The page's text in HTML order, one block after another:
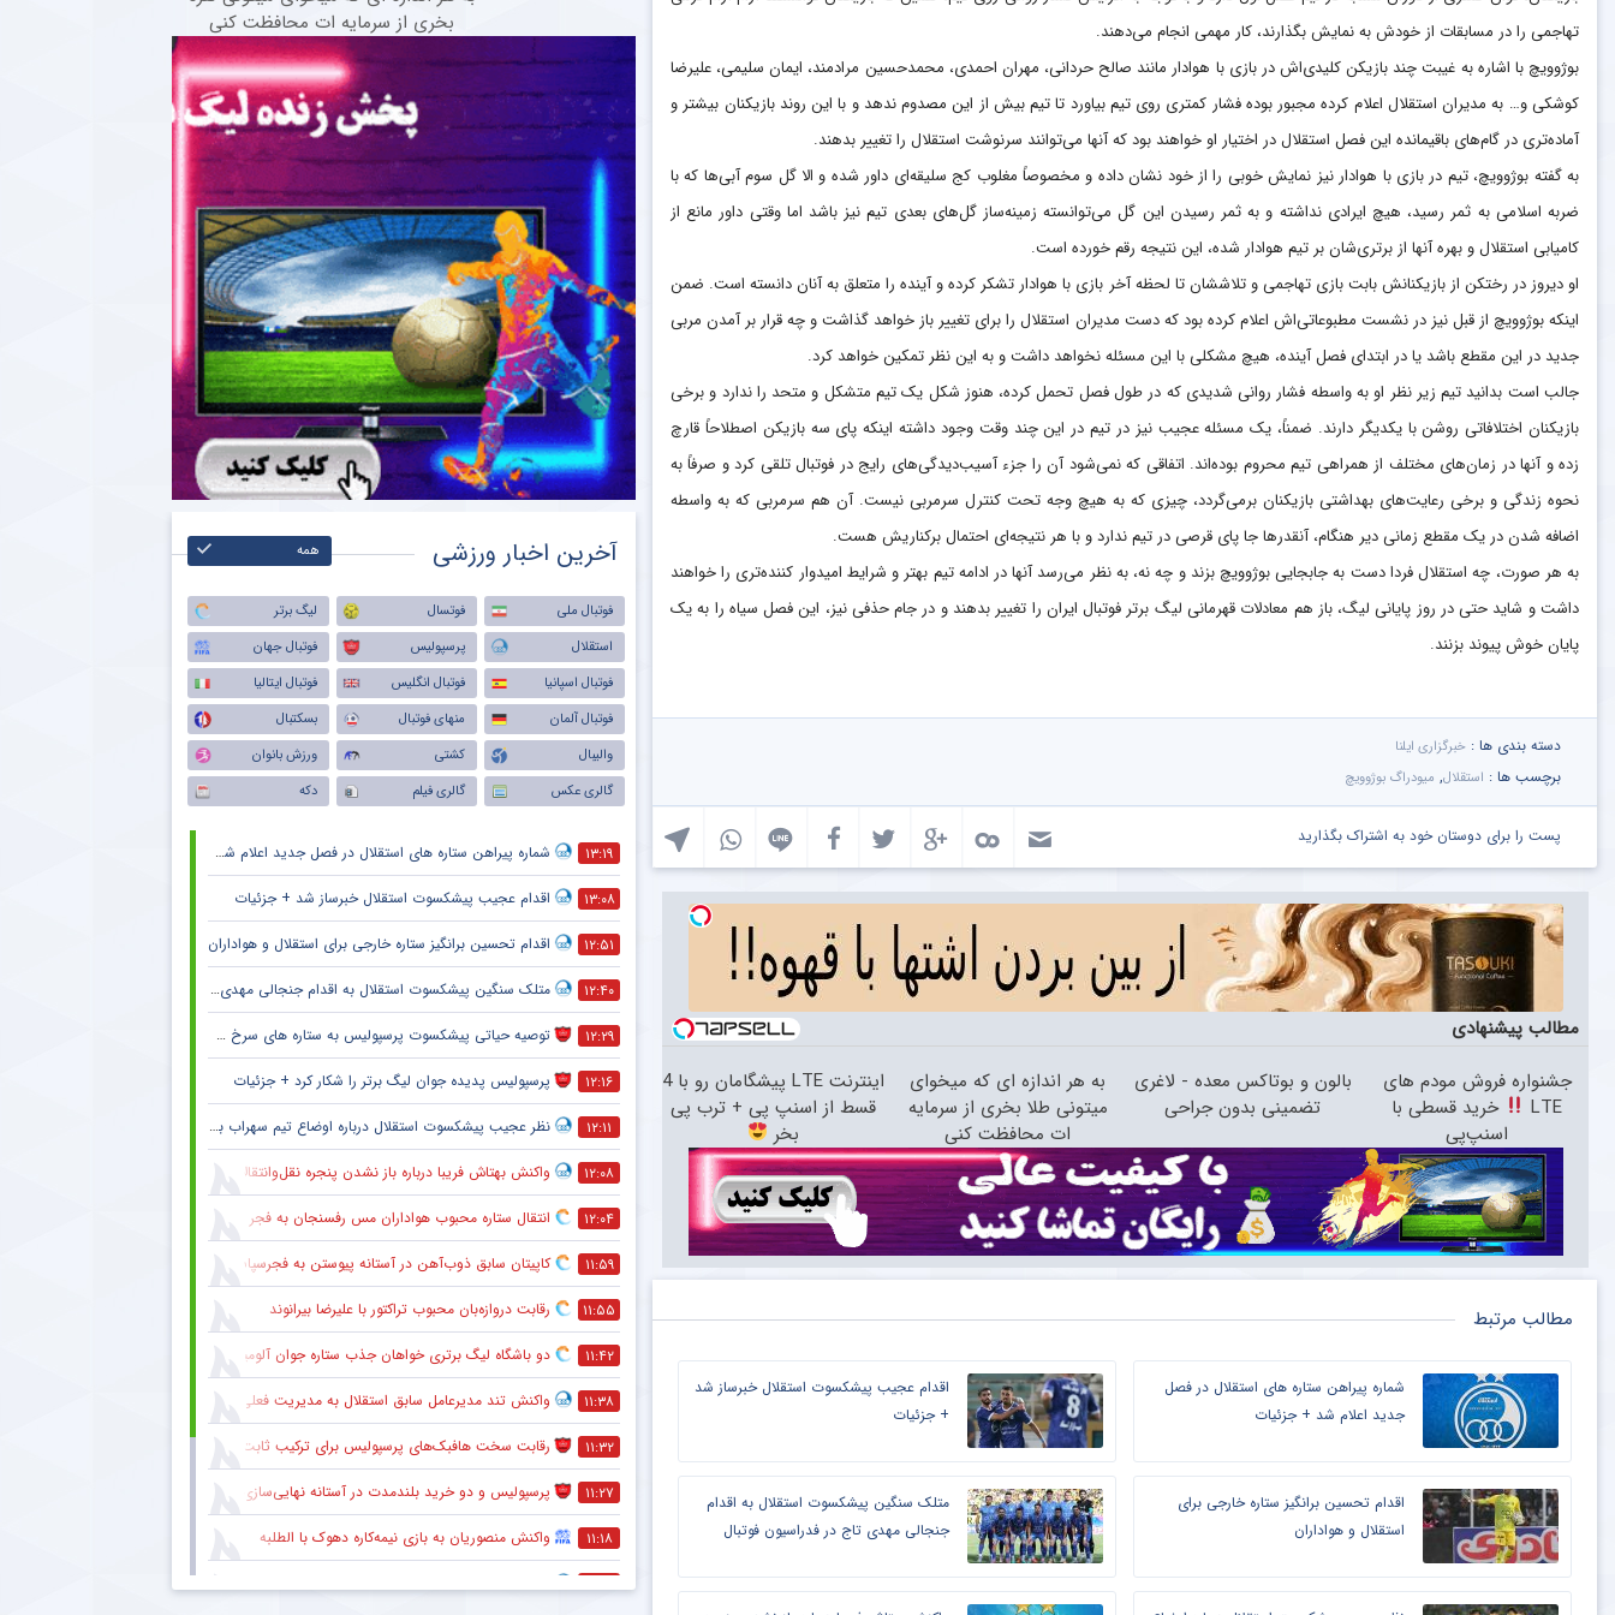
تهاجمی را در مسابقات از خودش به نمایش بگذارند، کار مهمی انجام می‌دهند.
بوژوویچ با اشاره به غیبت چند بازیکن کلیدی‌اش در بازی با هوادار مانند صالح حردانی، مهران احمدی، محمدحسین مرادمند، ایمان سلیمی، علیرضا
کوشکی و… به مدیران استقلال اعلام کرده مجبور بوده فشار کمتری روی تیم بیاورد تا تیم بیش از این مصدوم ندهد و با این روند بازیکنان بیشتر و
آماده‌تری در گام‌های باقیمانده این فصل استقلال در اختیار او خواهند بود که آنها می‌توانند سرنوشت استقلال را تغییر بدهند.
به گفته بوژوویچ، تیم در بازی با هوادار نیز نمایش خوبی را از خود نشان داده و مخصوصاً مغلوب کج سلیقه‌ای داور شده و الا گل سوم آبی‌ها که با
ضربه اسلامی به ثمر رسید، هیچ ایرادی نداشته و به ثمر رسیدن این گل می‌توانسته زمینه‌ساز گل‌های بعدی تیم نیز باشد اما وقتی داور مانع از
کامیابی استقلال و بهره آنها از برتری‌شان بر تیم هوادار شده، این نتیجه رقم خورده است.
او دیروز در رختکن از بازیکنانش بابت بازی تهاجمی و تلاششان تا لحظه آخر بازی با هوادار تشکر کرده و آینده را متعلق به آنان دانسته است. ضمن
اینکه بوژوویچ از قبل نیز در نشست مطبوعاتی‌اش اعلام کرده بود که دست مدیران استقلال را برای تغییر باز خواهد گذاشت و چه قرار بر آمدن مربی
جدید در این مقطع باشد یا در ابتدای فصل آینده، هیچ مشکلی با این مسئله نخواهد داشت و به این نظر تمکین خواهد کرد.
جالب است بدانید تیم زیر نظر او به واسطه فشار روانی شدیدی که در طول فصل تحمل کرده، هنوز شکل یک تیم متشکل و متحد را ندارد و برخی
بازیکنان اختلافاتی روشن با یکدیگر دارند. ضمناً، یک مسئله عجیب نیز در تیم در این چند وقت وجود داشته اینکه پای سه بازیکن اصطلاحاً قارچ
زده و آنها در زمان‌های مختلف از همراهی تیم محروم بوده‌اند. اتفاقی که نمی‌شود آن را جزء آسیب‌دیدگی‌های رایج در فوتبال تلقی کرد و صرفاً به
نحوه زندگی و برخی رعایت‌های بهداشتی بازیکنان برمی‌گردد، چیزی که به هیچ وجه تحت کنترل سرمربی نیست. آن هم سرمربی که به واسطه
اضافه شدن در یک مقطع زمانی دیر هنگام، آنقدرها جا پای قرصی در تیم ندارد و با هر نتیجه‌ای احتمال برکناریش هست.
به هر صورت، چه استقلال فردا دست به جابجایی بوژوویچ بزند و چه نه، به نظر می‌رسد آنها در ادامه تیم بهتر و شرایط امیدوار کننده‌تری را خواهند
داشت و شاید حتی در روز پایانی لیگ، باز هم معادلات قهرمانی لیگ برتر فوتبال ایران را تغییر بدهند و در جام حذفی نیز، این فصل سیاه را به یک
پایان خوش پیوند بزنند.
دسته بندی ها : خبرگزاری ایلنا
برچسب ها : استقلال, میودراگ بوژوویچ
پست را برای دوستان خود به اشتراک بگذارید
مطالب پیشنهادی
جشنواره فروش مودم های
LTE
خرید قسطی با
اسنپ‌پی
بالون و بوتاکس معده - لاغری
تضمینی بدون جراحی
به هر اندازه ای که میخوای
میتونی طلا بخری از سرمایه
ات محافظت کنی
اینترنت LTE پیشگامان رو با 4
قسط از اسنپ پی + ترب پی
بخر
مطالب مرتبط
شماره پیراهن ستاره های استقلال در فصل
جدید اعلام شد + جزئیات
اقدام عجیب پیشکسوت استقلال خبرساز شد
+ جزئیات
اقدام تحسین برانگیز ستاره خارجی برای
استقلال و هواداران
متلک سنگین پیشکسوت استقلال به اقدام
جنجالی مهدی تاج در فدراسیون فوتبال
بخری از سرمایه ات محافظت کنی
آخرین اخبار ورزشی همه
فوتبال ملی فوتسال
لیگ برتر
استقلال
پرسپولیس
فوتبال جهان
فوتبال اسپانیا
فوتبال انگلیس
فوتبال ایتالیا
فوتبال آلمان
منهای فوتبال
بسکتبال
والیبال
کشتی
ورزش بانوان
گالری عکس
گالری فیلم دکه
۱۳:۱۹ شماره پیراهن ستاره های استقلال در فصل جدید اعلام شد + جزئیات
۱۳:۰۸ اقدام عجیب پیشکسوت استقلال خبرساز شد + جزئیات
۱۲:۵۱ اقدام تحسین برانگیز ستاره خارجی برای استقلال و هواداران
۱۲:۴۰ متلک سنگین پیشکسوت استقلال به اقدام جنجالی مهدی تاج در فدراسیون فوتبال
۱۲:۲۹ توصیه حیاتی پیشکسوت پرسپولیس به ستاره های سرخ + جزئیات
۱۲:۱۶ پرسپولیس پدیده جوان لیگ برتر را شکار کرد + جزئیات
۱۲:۱۱ نظر عجیب پیشکسوت استقلال درباره اوضاع تیم سهراب بختیاری زاده + جزئیات
۱۲:۰۸ واکنش بهتاش فریبا درباره باز نشدن پنجره نقل‌وانتقالات استقلال
۱۲:۰۴ انتقال ستاره محبوب هواداران مس رفسنجان به فجر سپاسی شیراز
۱۱:۵۹ کاپیتان سابق ذوب‌آهن در آستانه پیوستن به فجرسپاسی شیراز
۱۱:۵۵ رقابت دروازه‌بان محبوب تراکتور با علیرضا بیرانوند
۱۱:۴۲ دو باشگاه لیگ برتری خواهان جذب ستاره جوان آلومینیوم
۱۱:۳۸ واکنش تند مدیرعامل سابق استقلال به مدیریت فعلی این باشگاه
۱۱:۳۲ رقابت سخت هافبک‌های پرسپولیس برای ترکیب ثابت
۱۱:۲۷ پرسپولیس و دو خرید بلندمدت در آستانه نهایی‌سازی
۱۱:۱۸ واکنش منصوریان به بازی نیمه‌کاره دهوک با الطلبه
۱۱:۱۳